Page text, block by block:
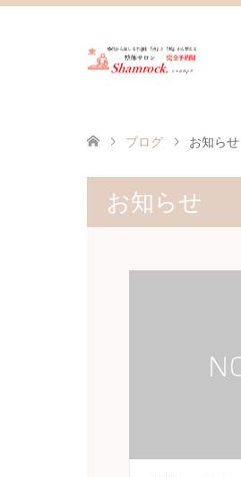
ブログ お知らせ
お知らせ